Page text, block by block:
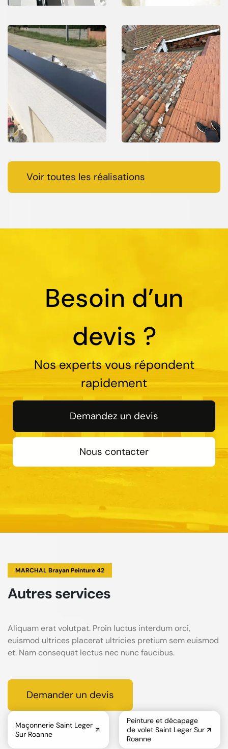
Voir toutes les réalisations
Besoin d’un
devis ?
Nos experts vous répondent
rapidement
Demandez un devis
Nous contacter
MARCHAL Brayan Peinture 42
Autres services
Aliquam erat volutpat. Proin luctus interdum orci,
euismod ultrices placerat ultricies pretium sem euismod
et. Nam consequat lectus nec nunc faucibus.
Demander un devis
Maçonnerie Saint Leger
Sur Roanne
Peinture et décapage
de volet Saint Leger Sur
Roanne